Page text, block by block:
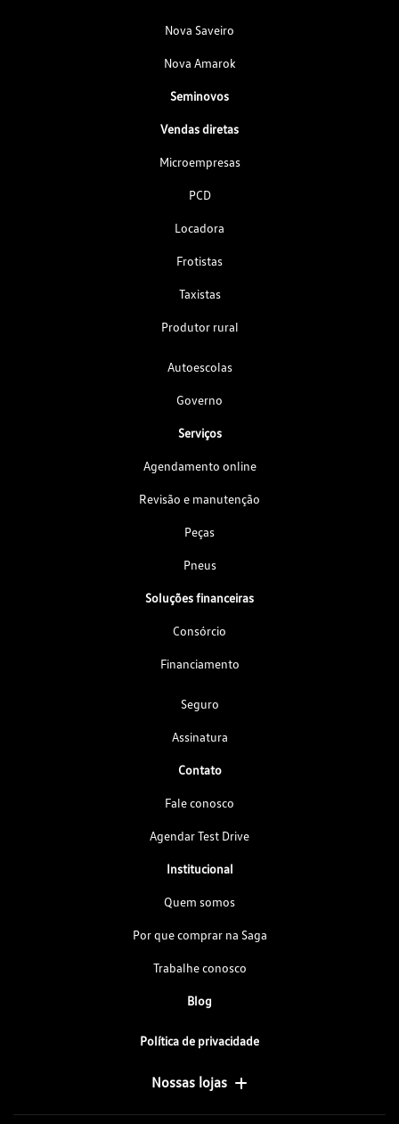
Nova Saveiro
Nova Amarok
Seminovos
Vendas diretas
Microempresas
PCD
Locadora
Frotistas
Taxistas
Produtor rural
Autoescolas
Governo
Serviços
Agendamento online
Revisão e manutenção
Peças
Pneus
Soluções financeiras
Consórcio
Financiamento
Seguro
Assinatura
Contato
Fale conosco
Agendar Test Drive
Institucional
Quem somos
Por que comprar na Saga
Trabalhe conosco
Blog
Política de privacidade
Nossas lojas